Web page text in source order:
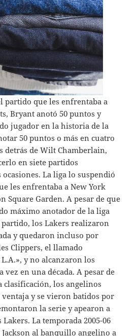
partido que les enfrentaba a
Bryant anotó 50 puntos y
jugador en la historia de la
50 puntos o más en cuatro
detrás de Wilt Chamberlain,
en siete partidos
La liga lo suspendió
les enfrentaba a New York
Square Garden. A pesar de que
máximo anotador de la liga
los Lakers realizaron
y quedaron incluso por
Clippers, el llamado
y no alcanzaron los
en una década. A pesar de
clasificación, los angelinos
y se vieron batidos por
la serie y apearon a
La temporada 2005-06
al banquillo angelino a